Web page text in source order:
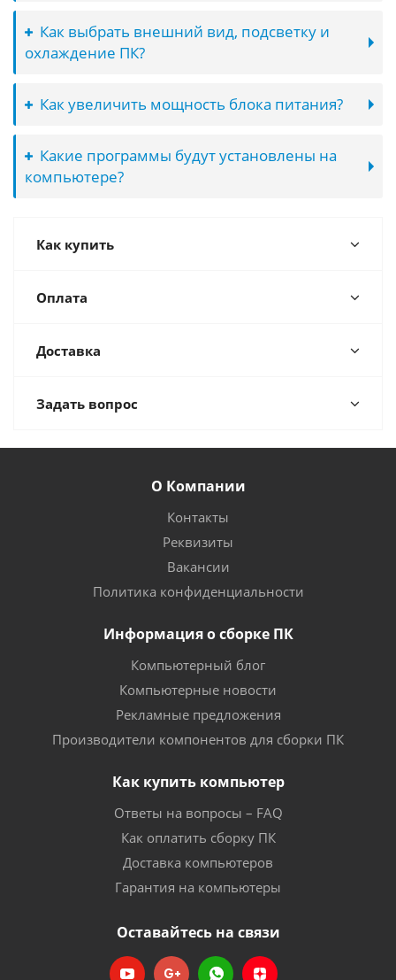
Как выбрать внешний вид, подсветку и
охлаждение ПК?
Как увеличить мощность блока питания?
Какие программы будут установлены на
компьютере?
Как купить
Оплата
Доставка
Задать вопрос
О Компании
Контакты
Реквизиты
Вакансии
Политика конфиденциальности
Информация о сборке ПК
Компьютерный блог
Компьютерные новости
Рекламные предложения
Производители компонентов для сборки ПК
Как купить компьютер
Ответы на вопросы – FAQ
Как оплатить сборку ПК
Доставка компьютеров
Гарантия на компьютеры
Оставайтесь на связи